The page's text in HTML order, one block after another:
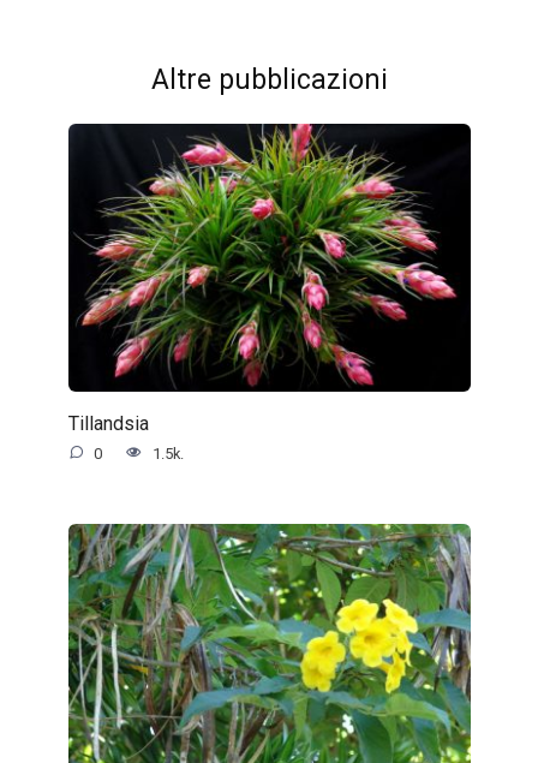
Altre pubblicazioni
Tillandsia
0 1.5k.